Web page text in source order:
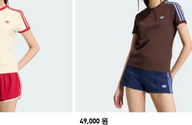
Price
49,000 원